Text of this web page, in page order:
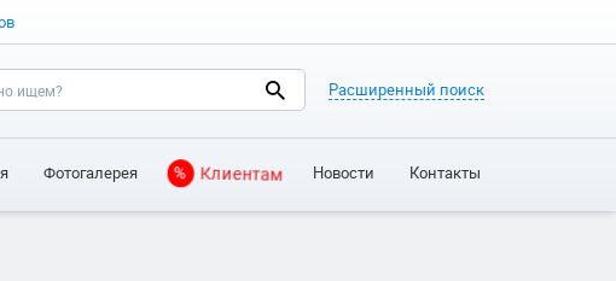
Расширенный поиск
Фотогалерея % Клиентам Новости Контакты